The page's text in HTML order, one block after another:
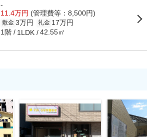
-
11.4万円 (管理費等：8,500円)
敷金 3万円 礼金 17万円
1階 1LDK 42.55㎡